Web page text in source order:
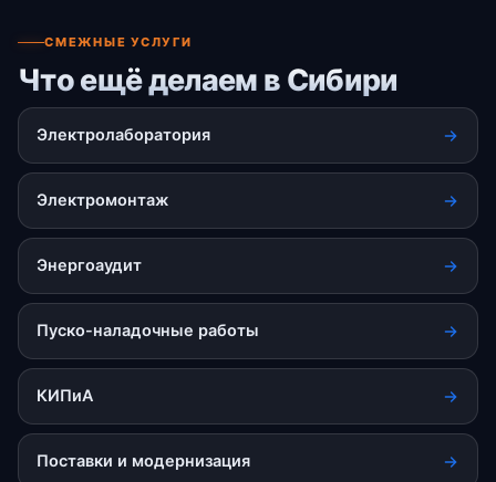
СМЕЖНЫЕ УСЛУГИ
Что ещё делаем в Сибири
Электролаборатория
Электромонтаж
Энергоаудит
Пуско-наладочные работы
КИПиА
Поставки и модернизация